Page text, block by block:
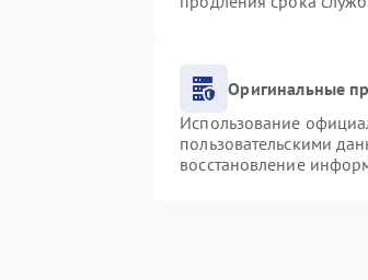
Оригинальные
Использование
пользовательскими
восстановление